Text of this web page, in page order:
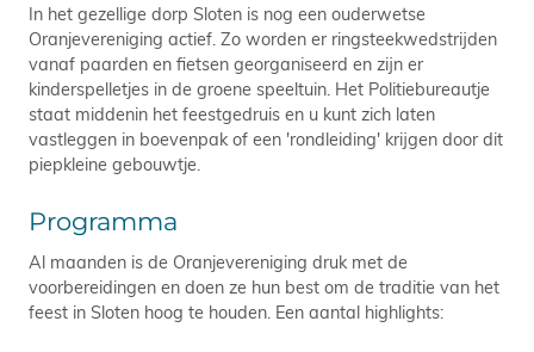
In het gezellige dorp Sloten is nog een ouderwetse
Oranjevereniging actief. Zo worden er ringsteekwedstrijden
vanaf paarden en fietsen georganiseerd en zijn er
kinderspelletjes in de groene speeltuin. Het Politiebureautje
staat middenin het feestgedruis en u kunt zich laten
vastleggen in boevenpak of een 'rondleiding' krijgen door dit
piepkleine gebouwtje.
Programma
Al maanden is de Oranjevereniging druk met de
voorbereidingen en doen ze hun best om de traditie van het
feest in Sloten hoog te houden. Een aantal highlights: